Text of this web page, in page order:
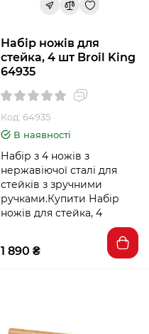
Набір ножів для
стейка, 4 шт Broil King
64935
Код: 64935
В наявності
Набір з 4 ножів з
нержавіючої сталі для
стейків з зручними
ручками.Купити Набір
ножів для стейка, 4
1 890 ₴